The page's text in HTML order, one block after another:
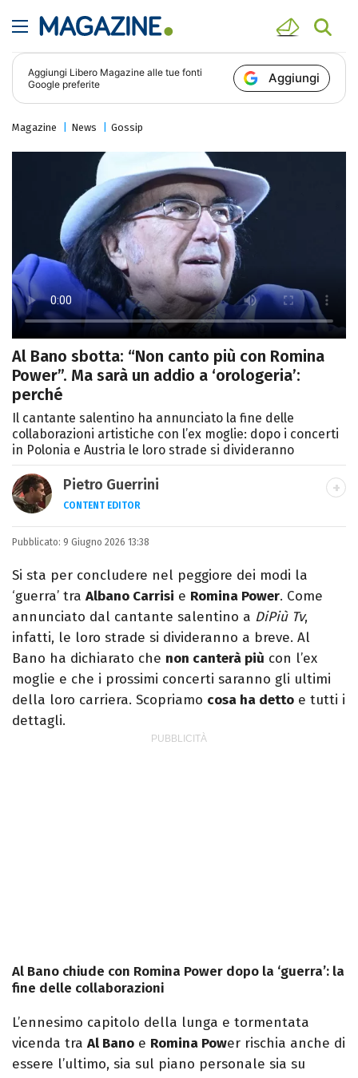
Aggiungi Libero Magazine alle tue fonti
Google preferite
Aggiungi
Magazine News Gossip
Al Bano sbotta: “Non canto più con Romina
Power”. Ma sarà un addio a ‘orologeria’:
perché
Il cantante salentino ha annunciato la fine delle
collaborazioni artistiche con l’ex moglie: dopo i concerti
in Polonia e Austria le loro strade si divideranno
Pietro Guerrini
CONTENT EDITOR
Laurea in Lettere, smania di viaggi e
passione per i cartoni (della pizza e della
Pixar).
Pubblicato: 9 Giugno 2026 13:38
Si sta per concludere nel peggiore dei modi la
‘guerra’ tra Albano Carrisi e Romina Power. Come
annunciato dal cantante salentino a DiPiù Tv,
infatti, le loro strade si divideranno a breve. Al
Bano ha dichiarato che non canterà più con l’ex
moglie e che i prossimi concerti saranno gli ultimi
della loro carriera. Scopriamo cosa ha detto e tutti i
dettagli.
Al Bano chiude con Romina Power dopo la ‘guerra’: la
fine delle collaborazioni
L’ennesimo capitolo della lunga e tormentata
vicenda tra Al Bano e Romina Power rischia anche di
essere l’ultimo, sia sul piano personale sia su